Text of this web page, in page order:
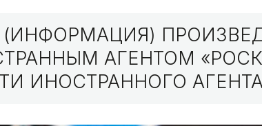
АГЕНТОМ
ИНОСТРАННОГО